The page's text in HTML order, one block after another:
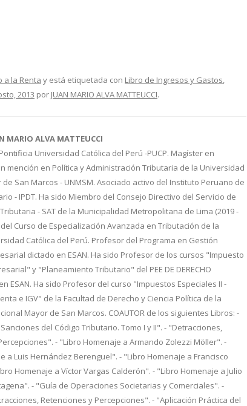
a la Renta y está etiquetada con Libro de Ingresos y Gastos,
2013 por JUAN MARIO ALVA MATTEUCCI.
MARIO ALVA MATTEUCCI
Universidad Católica del Perú -PUCP. Magíster en
mención en Política y Administración Tributaria de la Universidad
San Marcos - UNMSM. Asociado activo del Instituto Peruano de
- IPDT. Ha sido Miembro del Consejo Directivo del Servicio de
- SAT de la Municipalidad Metropolitana de Lima (2019 -
Curso de Especialización Avanzada en Tributación de la
Católica del Perú. Profesor del Programa en Gestión
dictado en ESAN. Ha sido Profesor de los cursos "Impuesto
y "Planeamiento Tributario" del PEE DE DERECHO
en ESAN. Ha sido Profesor del curso "Impuestos Especiales II -
e IGV" de la Facultad de Derecho y Ciencia Política de la
Mayor de San Marcos. COAUTOR de los siguientes Libros: -
del Código Tributario. Tomo I y II". - "Detracciones,
- "Libro Homenaje a Armando Zolezzi Möller". -
a Luis Hernández Berenguel". - "Libro Homenaje a Francisco
Homenaje a Víctor Vargas Calderón". - "Libro Homenaje a Julio
- "Guía de Operaciones Societarias y Comerciales". -
Retenciones y Percepciones". - "Aplicación Práctica del